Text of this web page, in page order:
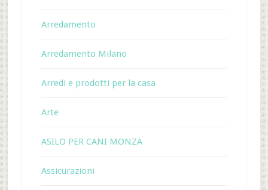
Arredamento
Arredamento Milano
Arredi e prodotti per la casa
Arte
ASILO PER CANI MONZA
Assicurazioni